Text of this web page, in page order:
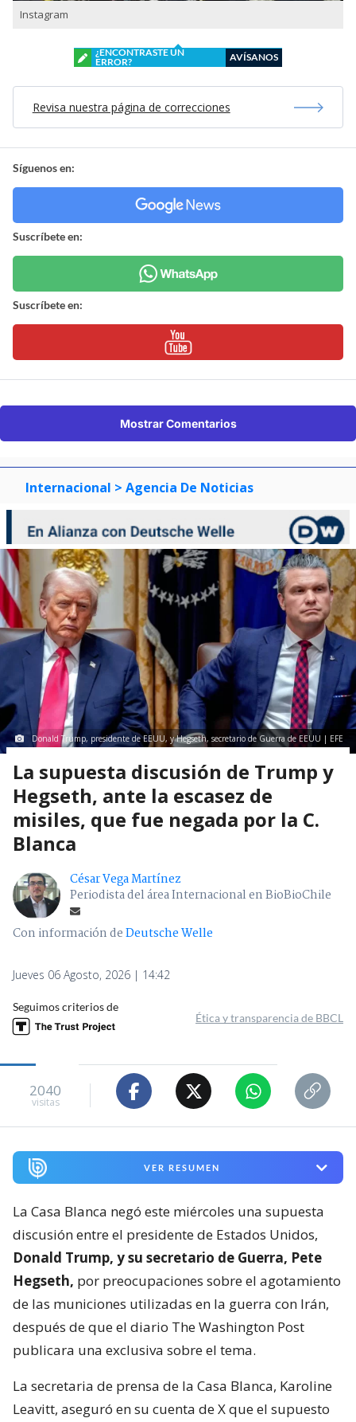
Instagram
¿ENCONTRASTE UN
ERROR?
AVÍSANOS
Revisa nuestra página de correcciones
Síguenos en:
Suscríbete en:
Suscríbete en:
Mostrar Comentarios
Internacional > Agencia De Noticias
Donald Trump, presidente de EEUU, y Hegseth, secretario de Guerra de EEUU | EFE
La supuesta discusión de Trump y
Hegseth, ante la escasez de
misiles, que fue negada por la C.
Blanca
César Vega Martínez
Periodista del área Internacional en BioBioChile
Con información deDeutsche Welle
Jueves 06 Agosto, 2026 | 14:42
Seguimos criterios de
Ética y transparencia de BBCL
2040
visitas
VER RESUMEN
La Casa Blanca negó este miércoles una supuesta
discusión entre el presidente de Estados Unidos,
Donald Trump, y su secretario de Guerra, Pete
Hegseth, por preocupaciones sobre el agotamiento
de las municiones utilizadas en la guerra con Irán,
después de que el diario The Washington Post
publicara una exclusiva sobre el tema.
La secretaria de prensa de la Casa Blanca, Karoline
Leavitt, aseguró en su cuenta de X que el supuesto